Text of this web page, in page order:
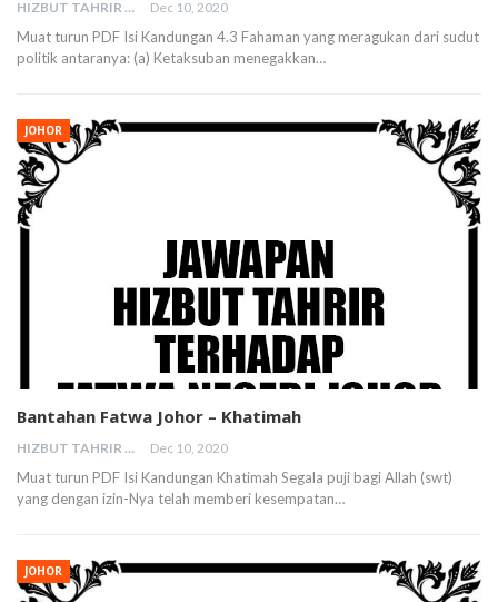
HIZBUT TAHRIR MALAYSIA Dec 10, 2020
Muat turun PDF Isi Kandungan 4.3 Fahaman yang meragukan dari sudut
politik antaranya: (a) Ketaksuban menegakkan…
JOHOR
Bantahan Fatwa Johor – Khatimah
HIZBUT TAHRIR MALAYSIA Dec 10, 2020
Muat turun PDF Isi Kandungan Khatimah Segala puji bagi Allah (swt)
yang dengan izin-Nya telah memberi kesempatan…
JOHOR